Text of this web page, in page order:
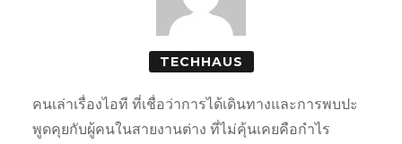
TECHHAUS
คนเล่าเรื่องไอที ที่เชื่อว่าการได้เดินทางและการพบปะ
พูดคุยกับผู้คนในสายงานต่าง ที่ไม่คุ้นเคยคือกำไร